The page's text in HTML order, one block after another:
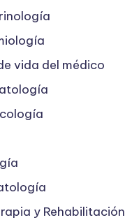
vida del médico
y Rehabilitación